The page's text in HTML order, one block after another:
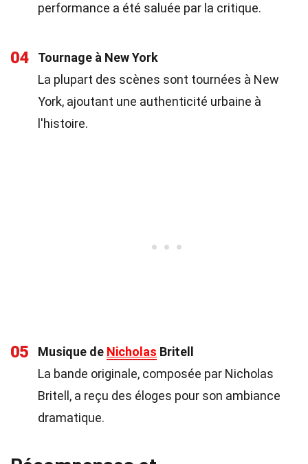
performance a été saluée par la critique.
04
Tournage à New York
La plupart des scènes sont tournées à New
York, ajoutant une authenticité urbaine à
l'histoire.
05 Musique de Nicholas Britell
La bande originale, composée par Nicholas
Britell, a reçu des éloges pour son ambiance
dramatique.